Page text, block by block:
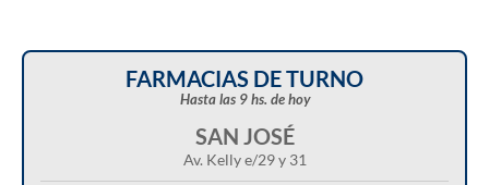
FARMACIAS DE TURNO
Hasta las 9 hs. de hoy
SAN JOSÉ
Av. Kelly e/29 y 31